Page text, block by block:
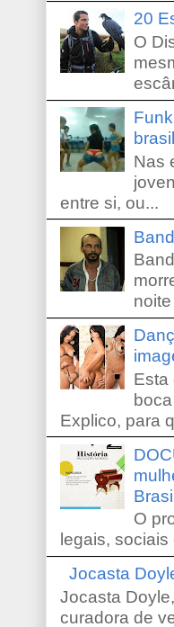
20
O
Nas
entre si, ou...
Esta
Explico, para
O
legais,
Jocasta
Jocasta
curadora de